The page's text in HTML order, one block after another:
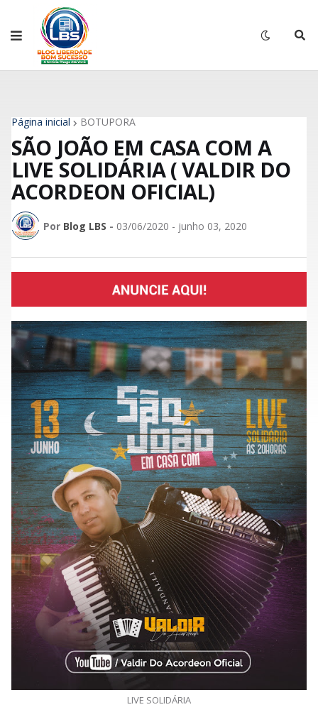
Página inicial BOTUPORÃ
SÃO JOÃO EM CASA COM A
LIVE SOLIDÁRIA ( VALDIR DO
ACORDEON OFICIAL)
Por Blog LBS - 03/06/2020 - junho 03, 2020
LIVE SOLIDÁRIA